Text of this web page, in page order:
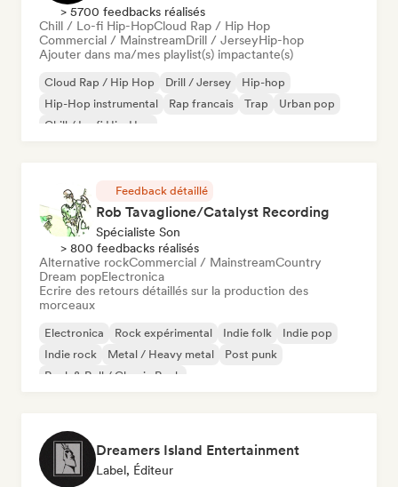
> 5700 feedbacks réalisés
Chill / Lo-fi Hip-HopCloud Rap / Hip Hop
Commercial / MainstreamDrill / JerseyHip-hop
Ajouter dans ma/mes playlist(s) impactante(s)
Cloud Rap / Hip Hop Drill / Jersey
Hip-hop
Hip-Hop instrumental
Rap francais Trap
Urban pop
Chill / Lo-fi Hip-Hop
Feedback détaillé
Rob Tavaglione/Catalyst Recording
Spécialiste Son
> 800 feedbacks réalisés
Alternative rockCommercial / MainstreamCountry
Dream popElectronica
Ecrire des retours détaillés sur la production des
morceaux
Electronica Rock expérimental Indie folk
Indie pop
Indie rock
Metal / Heavy metal
Post punk
Rock & Roll / Classic Rock
Dreamers Island Entertainment
Label, Éditeur